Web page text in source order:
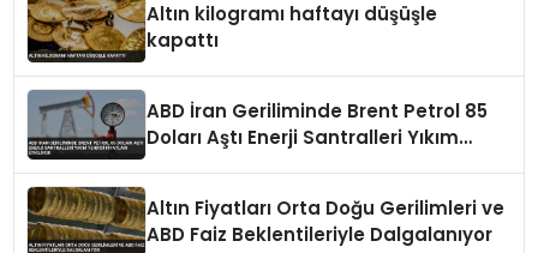
Altın kilogramı haftayı düşüşle
kapattı
ABD İran Geriliminde Brent Petrol 85
Doları Aştı Enerji Santralleri Yıkım
Altın Fiyatları Orta Doğu Gerilimleri ve
ABD Faiz Beklentileriyle Dalgalanıyor